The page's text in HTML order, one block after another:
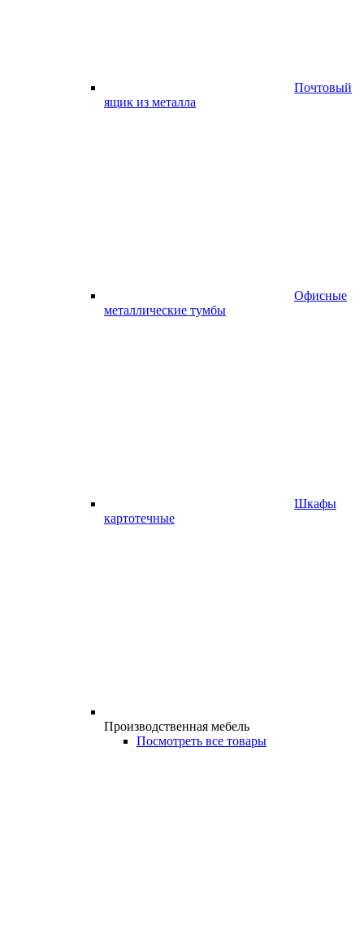
Почтовый
ящик из металла
Офисные
металлические тумбы
Шкафы
картотечные
Производственная мебель
Посмотреть все товары